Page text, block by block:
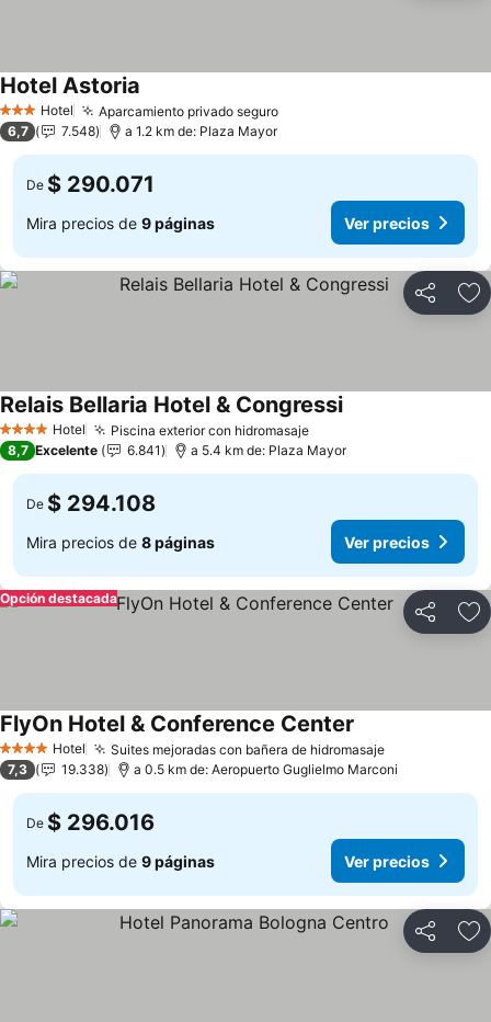
3 Estrellas
Hotel Aparcamiento privado seguroVer precios
Hotel Astoria
6,7 7.548 a 1.2 km de: Plaza Mayor
De $ 290.071
Mira precios de 9 páginas Ver precios
Compartir
4 EstrellasHotel Piscina exterior con hidromasajeVer precios
Relais Bellaria Hotel & CongressiVer precios
8,7 Excelente 6.841 a 5.4 km de: Plaza Mayor
De $ 294.108
Mira precios de 8 páginas Ver precios
Compartir
Opción destacada
4 EstrellasHotel Suites mejoradas con bañera de hidromasajeVer precios
FlyOn Hotel & Conference Center
7,3 19.338 a 0.5 km de: Aeropuerto Guglielmo Marconi
De $ 296.016
Mira precios de 9 páginas Ver precios
Compartir